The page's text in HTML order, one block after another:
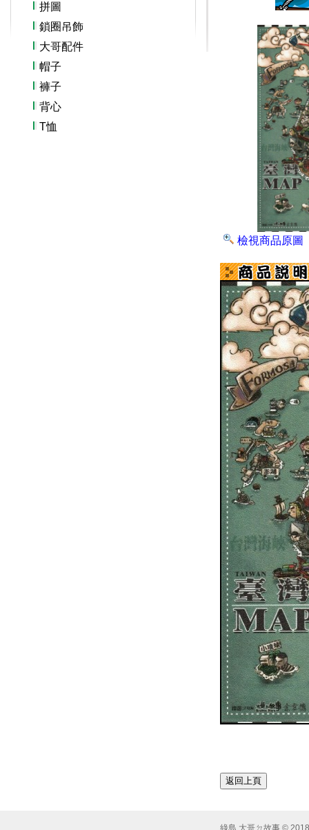
拼圖
鎖圈吊飾
大哥配件
帽子
褲子
背心
T恤
檢視商品原圖
綠島 大哥ㄉ故事 ©